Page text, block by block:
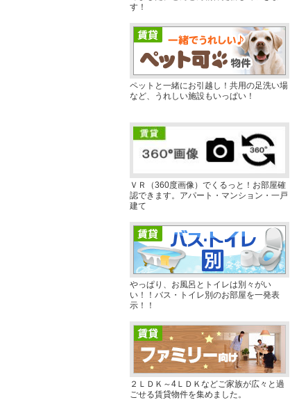
す！
ペットと一緒にお引越し！共用の足洗い場
など、うれしい施設もいっぱい！
ＶＲ（360度画像）でくるっと！お部屋確
認できます。アパート・マンション・一戸
建て
やっぱり、お風呂とトイレは別々がい
い！！バス・トイレ別のお部屋を一発表
示！！
２ＬＤＫ～4ＬＤＫなどご家族が広々と過
ごせる賃貸物件を集めました。